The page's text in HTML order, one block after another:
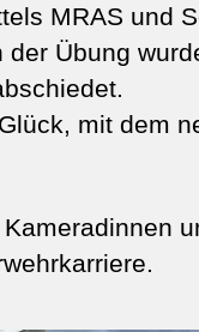
MRAS und
der Übung
mit dem